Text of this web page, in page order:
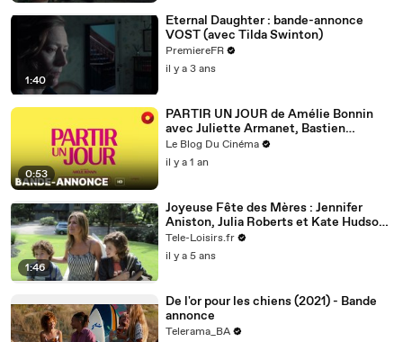
1:40
Eternal Daughter : bande-annonce
VOST (avec Tilda Swinton)
PremiereFR
il y a 3 ans
0:53
PARTIR UN JOUR de Amélie Bonnin
avec Juliette Armanet, Bastien
Bouillon, François Rollin : bande-
annonce [HD] | 14 mai 2025 en salle
Le Blog Du Cinéma
il y a 1 an
1:46
Joyeuse Fête des Mères : Jennifer
Aniston, Julia Roberts et Kate Hudson
fêtent les mamans dans la bande-
annonce (VOST)
Tele-Loisirs.fr
il y a 5 ans
De l'or pour les chiens (2021) - Bande
annonce
Telerama_BA